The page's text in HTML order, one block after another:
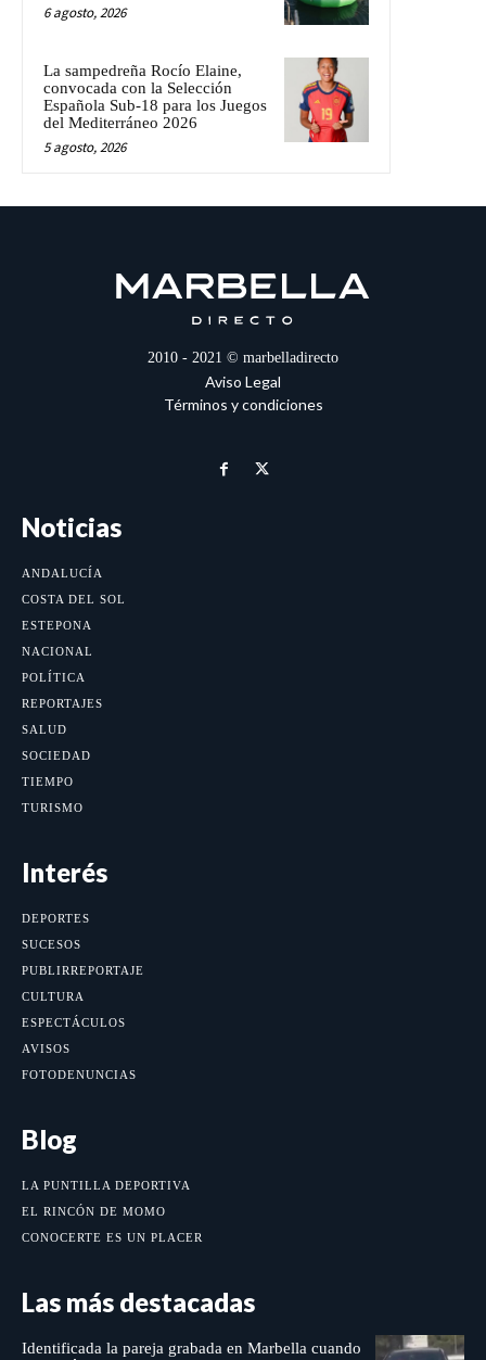
6 agosto, 2026
La sampedreña Rocío Elaine,
convocada con la Selección
Española Sub-18 para los Juegos
del Mediterráneo 2026
5 agosto, 2026
2010 - 2021 © marbelladirecto
Aviso Legal
Términos y condiciones
Noticias
ANDALUCÍA
COSTA DEL SOL
ESTEPONA
NACIONAL
POLÍTICA
REPORTAJES
SALUD
SOCIEDAD
TIEMPO
TURISMO
Interés
DEPORTES
SUCESOS
PUBLIRREPORTAJE
CULTURA
ESPECTÁCULOS
AVISOS
FOTODENUNCIAS
Blog
LA PUNTILLA DEPORTIVA
EL RINCÓN DE MOMO
CONOCERTE ES UN PLACER
Las más destacadas
Identificada la pareja grabada en Marbella cuando